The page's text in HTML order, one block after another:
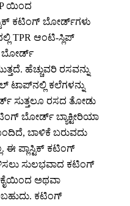
ಯಿಂದ
ಕಟಿಂಗ್ ಬೋರ್ಡ್‌ಗಳು
TPR ಆಂಟಿ-ಸ್ಲಿಪ್
ಬೋರ್ಡ್
ಹೆಚ್ಚುವರಿ ರಸವನ್ನು
ಟಾಪ್‌ನಲ್ಲಿ ಕಲೆಗಳನ್ನು
ಸುತ್ತಲೂ ರಸದ ತೋಡು
ಬೋರ್ಡ್ ಬ್ಯಾಕ್ಟೀರಿಯಾ
ಬಾಳಿಕೆ ಬರುವದು
ಈ ಪ್ಲಾಸ್ಟಿಕ್ ಕಟಿಂಗ್
ಸುಲಭವಾದ ಕಟಿಂಗ್
ಕೈಯಿಂದ ಅಥವಾ
ಕಟಿಂಗ್